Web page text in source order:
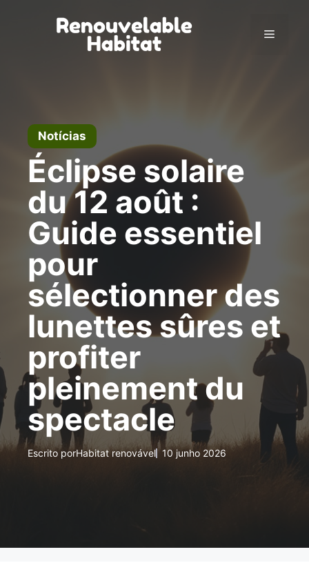
Menu
Notícias
Éclipse solaire
du 12 août :
Guide essentiel
pour
sélectionner des
lunettes sûres et
profiter
pleinement du
spectacle
Escrito porHabitat renovável 10 junho 2026